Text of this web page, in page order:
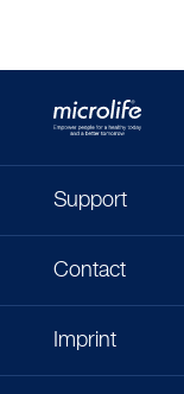
Support
Contact
Imprint